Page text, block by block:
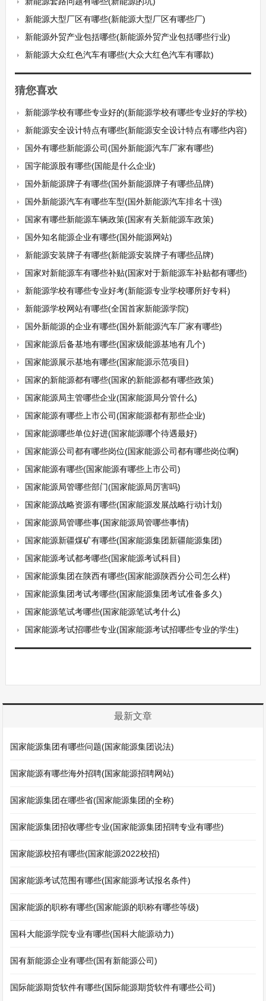
新能源大型厂区有哪些(新能源大型厂区有哪些厂)
新能源外贸产业包括哪些(新能源外贸产业包括哪些行业)
新能源大众红色汽车有哪些(大众大红色汽车有哪款)
猜您喜欢
新能源学校有哪些专业好的(新能源学校有哪些专业好的学校)
新能源安全设计特点有哪些(新能源安全设计特点有哪些内容)
国外有哪些新能源公司(国外新能源汽车厂家有哪些)
国字能源股有哪些(国能是什么企业)
国外新能源牌子有哪些(国外新能源牌子有哪些品牌)
国外新能源汽车有哪些车型(国外新能源汽车排名十强)
国家有哪些新能源车辆政策(国家有关新能源车政策)
国外知名能源企业有哪些(国外能源网站)
新能源安装牌子有哪些(新能源安装牌子有哪些品牌)
国家对新能源车有哪些补贴(国家对于新能源车补贴都有哪些)
新能源学校有哪些专业好考(新能源专业学校哪所好专科)
新能源学校网站有哪些(全国首家新能源学院)
国外新能源的企业有哪些(国外新能源汽车厂家有哪些)
国家能源后备基地有哪些(国家级能源基地有几个)
国家能源展示基地有哪些(国家能源示范项目)
国家的新能源都有哪些(国家的新能源都有哪些政策)
国家能源局主管哪些企业(国家能源局分管什么)
国家能源有哪些上市公司(国家能源都有那些企业)
国家能源哪些单位好进(国家能源哪个待遇最好)
国家能源公司都有哪些岗位(国家能源公司都有哪些岗位啊)
国家能源有哪些(国家能源有哪些上市公司)
国家能源局管哪些部门(国家能源局厉害吗)
国家能源战略资源有哪些(国家能源发展战略行动计划)
国家能源局管哪些事(国家能源局管哪些事情)
国家能源新疆煤矿有哪些(国家能源集团新疆能源集团)
国家能源考试都考哪些(国家能源考试科目)
国家能源集团在陕西有哪些(国家能源陕西分公司怎么样)
国家能源集团考试考哪些(国家能源集团考试准备多久)
国家能源笔试考哪些(国家能源笔试考什么)
国家能源考试招哪些专业(国家能源考试招哪些专业的学生)
最新文章
国家能源集团有哪些问题(国家能源集团说法)
国家能源有哪些海外招聘(国家能源招聘网站)
国家能源集团在哪些省(国家能源集团的全称)
国家能源集团招收哪些专业(国家能源集团招聘专业有哪些)
国家能源校招有哪些(国家能源2022校招)
国家能源考试范围有哪些(国家能源考试报名条件)
国家能源的职称有哪些(国家能源的职称有哪些等级)
国科大能源学院专业有哪些(国科大能源动力)
国有新能源企业有哪些(国有新能源公司)
国际能源期货软件有哪些(国际能源期货软件有哪些公司)